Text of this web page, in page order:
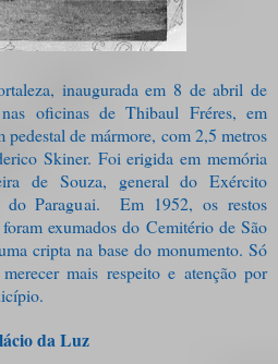
inaugurada em 8 de abril de
oficinas de Thibaul Fréres, em
pedestal de mármore, com 2,5 metros
Skiner. Foi erigida em memória
de Souza, general do Exército
Paraguai.
Em 1952, os restos
exumados do Cemitério de São
cripta na base do monumento. Só
mais respeito e atenção por
da Luz